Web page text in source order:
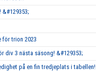
&#129353;
trion 2023
div 3 nästa säsong! &#129353;
på en fin tredjeplats i tabellen!